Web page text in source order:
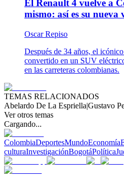
El Renault 4 vuelve a
mismo: así es su nueva
Oscar Repiso
Después de 34 años, el
convertido en un SUV
en las carreteras colombianas.
TEMAS RELACIONADOS
Abelardo De La Espriella|Gustavo
Ver otros temas
Cargando...
ColombiaDeportesMundoEconomía
culturaInvestigaciónBogotáPolítica